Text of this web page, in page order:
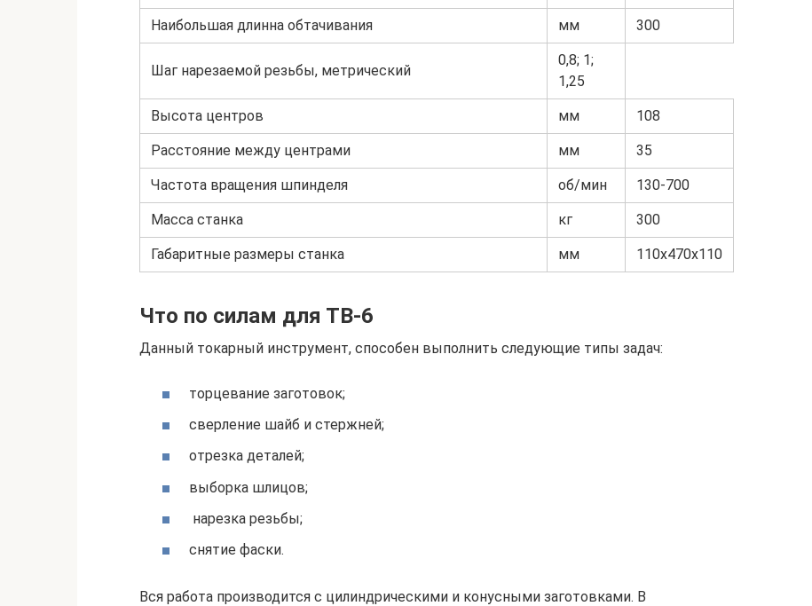
Наибольшая длинна обтачивания мм 300
Шаг нарезаемой резьбы, метрический
0,8; 1;
1,25
Высота центров мм 108
Расстояние между центрами мм 35
Частота вращения шпинделя об/мин 130-700
Масса станка кг 300
Габаритные размеры станка мм 110х470х110
Что по силам для ТВ-6
Данный токарный инструмент, способен выполнить следующие типы задач:
торцевание заготовок;
сверление шайб и стержней;
отрезка деталей;
выборка шлицов;
нарезка резьбы;
снятие фаски.
Вся работа производится с цилиндрическими и конусными заготовками. В